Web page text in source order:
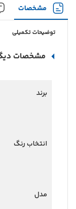
مشخصات
توضیحات تکمیلی
مشخصات
برند
انتخاب رنگ
مدل